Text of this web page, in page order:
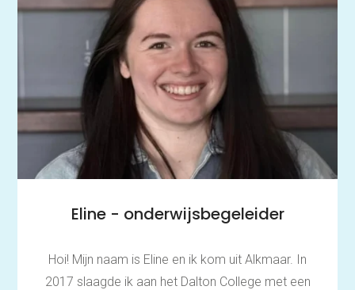
Eline - onderwijsbegeleider
Hoi! Mijn naam is Eline en ik kom uit Alkmaar. In
2017 slaagde ik aan het Dalton College met een